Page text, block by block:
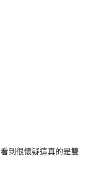
到很懷疑這真的是雙